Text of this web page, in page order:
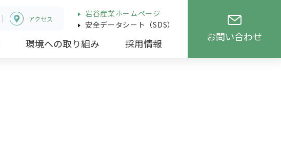
アクセス
岩谷産業ホームページ
安全データシート（SDS）
環境への取り組み 採用情報
お問い合わせ